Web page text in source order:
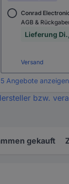
Conrad
AGB &
Lieferung
Versand
5 Angebote anzeigen
bzw.
gekauft